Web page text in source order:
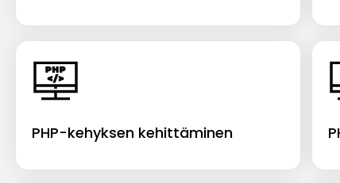
PHP-kehyksen kehittäminen